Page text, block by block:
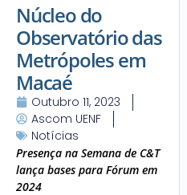
Núcleo do
Observatório das
Metrópoles em
Macaé
Outubro 11, 2023
Ascom UENF
Notícias
Presença na Semana de C&T
lança bases para Fórum em
2024